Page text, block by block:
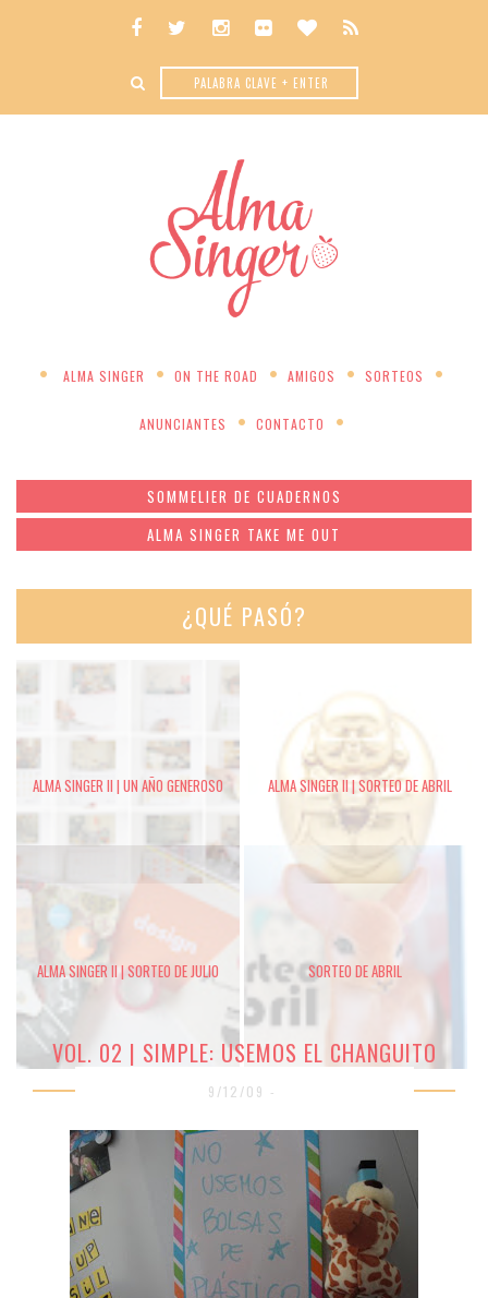
ALMA SINGER ON THE ROAD AMIGOS SORTEOS
ANUNCIANTES CONTACTO
SOMMELIER DE CUADERNOS
ALMA SINGER TAKE ME OUT
¿QUÉ PASÓ?
ALMA SINGER II | UN AÑO GENEROSO ALMA SINGER II | SORTEO DE ABRIL
ALMA SINGER II | SORTEO DE JULIO SORTEO DE ABRIL
VOL. 02 | SIMPLE: USEMOS EL CHANGUITO
9/12/09 -